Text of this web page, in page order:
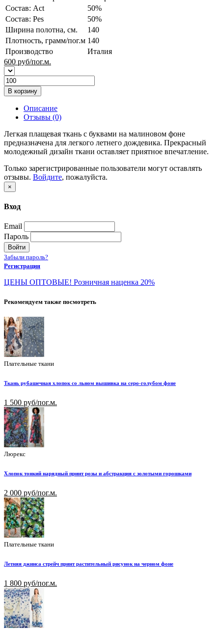
Состав: Act
50%
Состав: Pes
50%
Ширина полотна, см.
140
Плотность, грамм/пог.м 140
Производство
Италия
600 руб/пог.м.
В корзину
Описание
Отзывы (0)
Легкая плащевая ткань с буквами на малиновом фоне
предназначена для легкого летнего дождевика. Прекрасный
молодежный дизайн ткани оставляет приятное впечатление.
Только зарегистрированные пользователи могут оставлять
отзывы. Войдите, пожалуйста.
×
Вход
Email
Пароль
Войти
Забыли пароль?
Регистрация
ЦЕНЫ ОПТОВЫЕ! Розничная наценка 20%
Рекомендуем также посмотреть
Плательные ткани
Ткань рубашечная хлопок со льном вышивка на серо-голубом фоне
1 500 руб/пог.м.
Люрекс
Хлопок тонкий нарядный принт розы и абстракция с золотыми горошками
2 000 руб/пог.м.
Плательные ткани
Летняя джинса стрейч принт растительный рисунок на черном фоне
1 800 руб/пог.м.